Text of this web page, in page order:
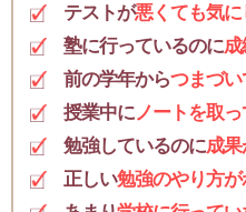
テストが悪くても気
塾に行っているのに
前の学年からつまづ
授業中にノートを取
勉強しているのに成
正しい勉強のやり方